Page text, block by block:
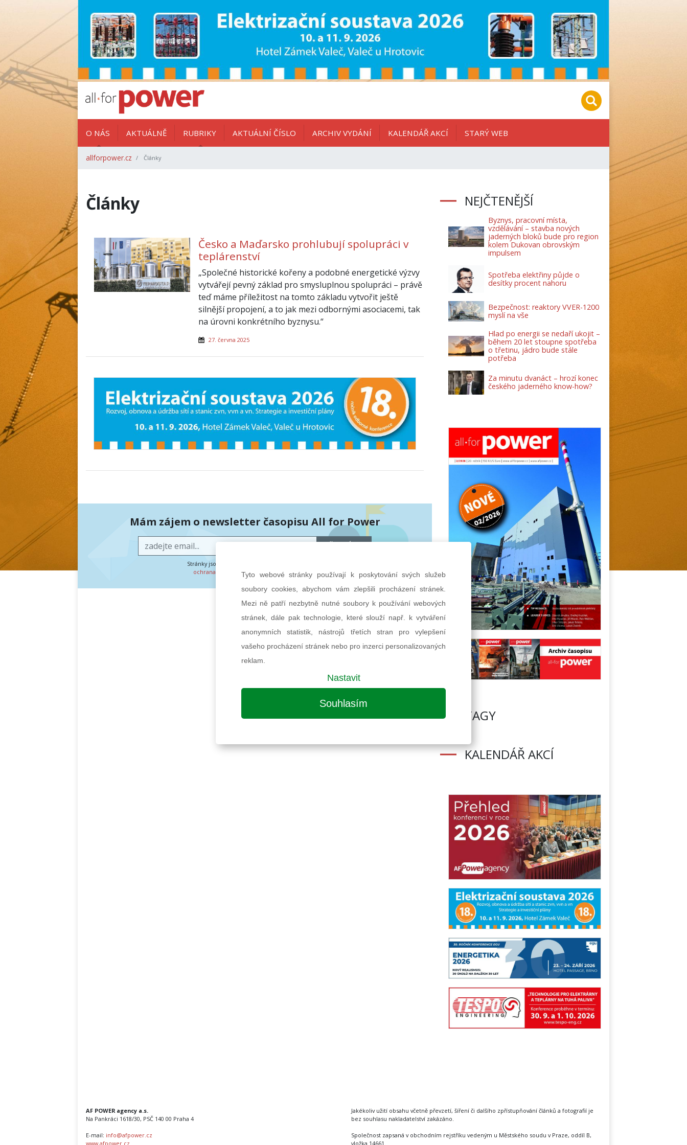
O NÁS AKTUÁLNĚ RUBRIKY AKTUÁLNÍ ČÍSLO ARCHIV VYDÁNÍ KALENDÁŘ AKCÍ STARÝ WEB
allforpower.cz Články
Články
Česko a Maďarsko prohlubují spolupráci v
teplárenství
„Společné historické kořeny a podobné energetické výzvy
vytvářejí pevný základ pro smysluplnou spolupráci – právě
teď máme příležitost na tomto základu vytvořit ještě
silnější propojení, a to jak mezi odbornými asociacemi, tak
na úrovni konkrétního byznysu.“
27. června 2025
Mám zájem o newsletter časopisu All for Power
Stránky jsou chráněny službou Google reCAPTCHA
ochrana osobních údajů asmluvní podmínky
NEJČTENĚJŠÍ
Byznys, pracovní místa,
vzdělávání – stavba nových
jaderných bloků bude pro region
kolem Dukovan obrovským
impulsem
Spotřeba elektřiny půjde o
desítky procent nahoru
Bezpečnost: reaktory VVER-1200
myslí na vše
Hlad po energii se nedaří ukojit –
během 20 let stoupne spotřeba
o třetinu, jádro bude stále
potřeba
Za minutu dvanáct – hrozí konec
českého jaderného know-how?
TAGY
KALENDÁŘ AKCÍ
AF POWER agency a.s.
Na Pankráci 1618/30, PSČ 140 00 Praha 4
E-mail: info@afpower.cz
www.afpower.cz
Jakékoliv užití obsahu včetně převzetí, šíření či dalšího zpřístupňování článků a fotografií je
bez souhlasu nakladatelství zakázáno.
Společnost zapsaná v obchodním rejstříku vedeným u Městského soudu v Praze, oddíl B,
vložka 14661.
Tyto webové stránky používají k poskytování svých služeb
soubory cookies, abychom vám zlepšili procházení stránek.
Mezi ně patří nezbytně nutné soubory k používání webových
stránek, dále pak technologie, které slouží např. k vytváření
anonymních statistik, nástrojů třetích stran pro vylepšení
vašeho procházení stránek nebo pro inzerci personalizovaných
reklam.
Nastavit
Souhlasím